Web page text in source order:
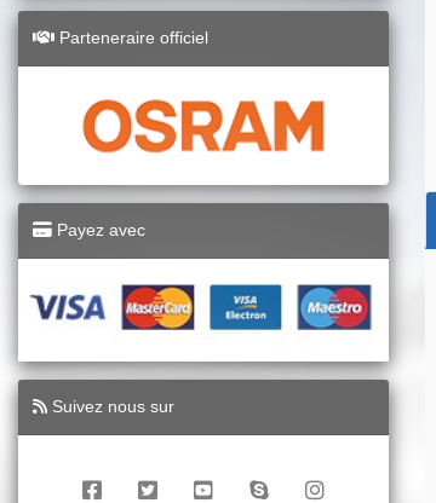
Parteneraire officiel
Payez avec
Suivez nous sur